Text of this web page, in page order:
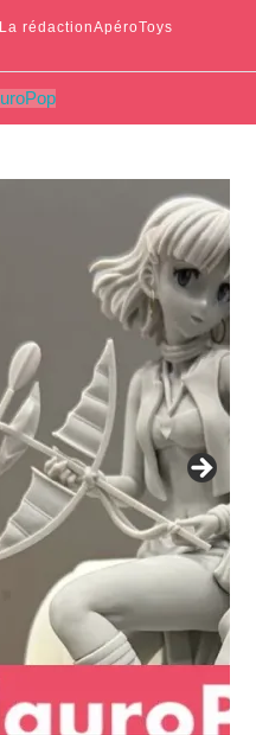
La rédactionApéroToys